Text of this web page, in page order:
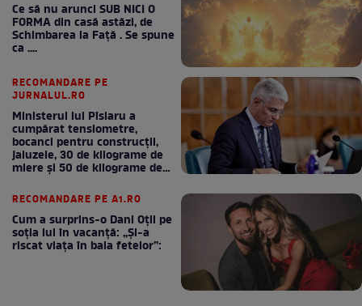
Ce să nu arunci SUB NICI O
FORMA din casă astăzi, de
Schimbarea la Față . Se spune
ca ....
RECOMANDARE PE
JURNALUL.RO
Ministerul lui Pîslaru a
cumpărat tensiometre,
bocanci pentru construcții,
jaluzele, 30 de kilograme de
miere și 50 de kilograme de
RECOMANDARE PE A1.RO
Cum a surprins-o Dani Oțil pe
soția lui în vacanță: „Și-a
riscat viața în baia fetelor”: